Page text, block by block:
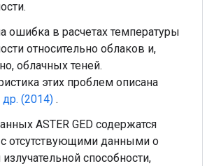
ошибка в расчетах температуры
относительно облаков и,
облачных теней.
этих проблем описана
(2014) .
ASTER GED содержатся
с отсутствующими данными о
способности,